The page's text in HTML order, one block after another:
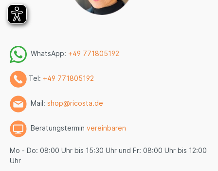
WhatsApp: +49 771805192
Tel: +49 771805192
Mail: shop@ricosta.de
Beratungstermin vereinbaren
Mo - Do: 08:00 Uhr bis 15:30 Uhr und Fr: 08:00 Uhr bis 12:00
Uhr